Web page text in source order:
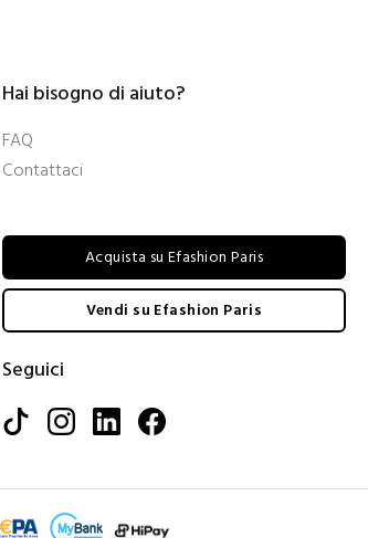
Hai bisogno di aiuto?
FAQ
Contattaci
Acquista su Efashion Paris
Vendi su Efashion Paris
Seguici